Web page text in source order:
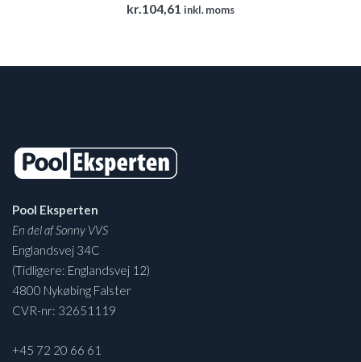
kr.104,61 inkl. moms
Pool Eksperten
En del af Sonny VVS
Englandsvej 34C
(Tidligere: Englandsvej 12)
4800 Nykøbing Falster
CVR-nr: 32651119
+45 72 20 66 61